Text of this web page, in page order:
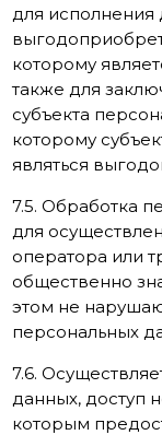
для исполнения
которому
также для
субъекта
которому
являться
7.5. Обработка
для
оператора или
общественно
этом не
персональных
7.6.
данных, доступ
которым